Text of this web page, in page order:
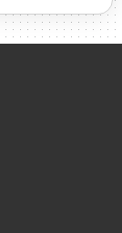
#歓迎会